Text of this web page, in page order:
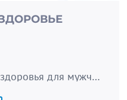
Комплексная проверка здоровья для мужчин: от сердца и сосудов до простаты. 30+ исследований организма и скрининг простаты.